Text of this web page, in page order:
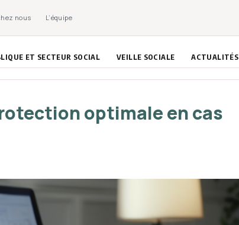
nous L’équipe
ET SECTEUR SOCIAL VEILLE SOCIALE ACTUALITÉS
optimale en cas